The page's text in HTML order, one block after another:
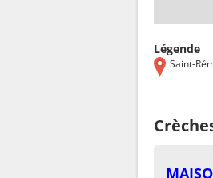
Légende
Saint-